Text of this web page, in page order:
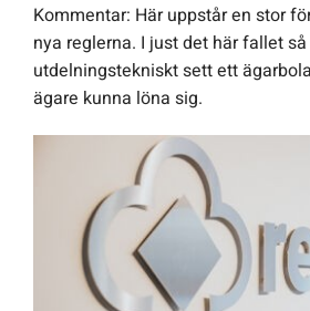
Kommentar: Här uppstår en stor
nya reglerna. I just det här fallet
utdelningstekniskt sett ett
ägare kunna löna sig.